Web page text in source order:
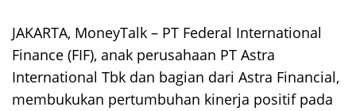
JAKARTA, MoneyTalk – PT Federal International
Finance (FIF), anak perusahaan PT Astra
International Tbk dan bagian dari Astra Financial,
membukukan pertumbuhan kinerja positif pada